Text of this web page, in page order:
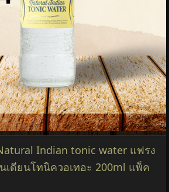
Indian tonic water แฟรง
ดียนโทนิควอเทอะ 200ml แพ็ค